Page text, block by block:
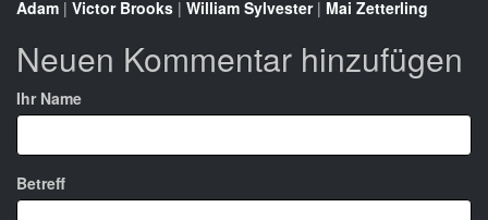
Adam | Victor Brooks | William Sylvester| Mai Zetterling
Neuen Kommentar hinzufügen
Ihr Name
Betreff